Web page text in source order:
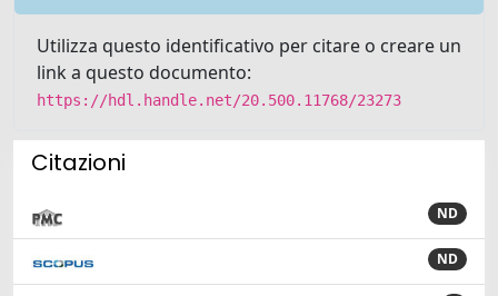
Utilizza questo identificativo per citare o creare un
link a questo documento:
https://hdl.handle.net/20.500.11768/23273
Citazioni
ND
ND